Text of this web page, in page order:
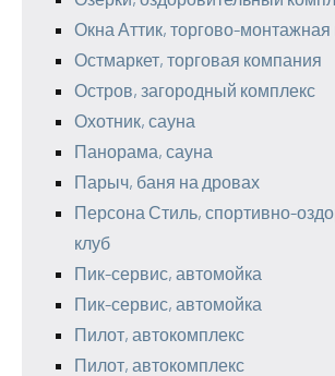
Окна Аттик, торгово-
Остмаркет, торговая компания
Остров, загородный комплекс
Охотник, сауна
Панорама, сауна
Парыч, баня на дровах
Персона Стиль, спортивно-
клуб
Пик-сервис, автомойка
Пик-сервис, автомойка
Пилот, автокомплекс
Пилот, автокомплекс